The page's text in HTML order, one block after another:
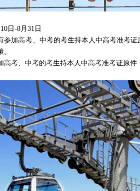
日-8月31日
参加高考、中考的考生持本人中高考准考
高考、中考的考生持本人中高考准考证原